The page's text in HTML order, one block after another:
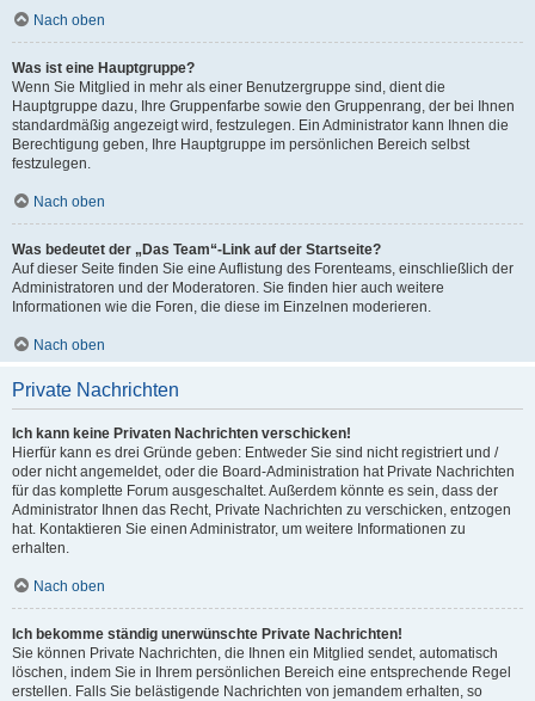
Nach oben
Was ist eine Hauptgruppe?
Wenn Sie Mitglied in mehr als einer Benutzergruppe sind, dient die
Hauptgruppe dazu, Ihre Gruppenfarbe sowie den Gruppenrang, der bei Ihnen
standardmäßig angezeigt wird, festzulegen. Ein Administrator kann Ihnen die
Berechtigung geben, Ihre Hauptgruppe im persönlichen Bereich selbst
festzulegen.
Nach oben
Was bedeutet der „Das Team“-Link auf der Startseite?
Auf dieser Seite finden Sie eine Auflistung des Forenteams, einschließlich der
Administratoren und der Moderatoren. Sie finden hier auch weitere
Informationen wie die Foren, die diese im Einzelnen moderieren.
Nach oben
Private Nachrichten
Ich kann keine Privaten Nachrichten verschicken!
Hierfür kann es drei Gründe geben: Entweder Sie sind nicht registriert und /
oder nicht angemeldet, oder die Board-Administration hat Private Nachrichten
für das komplette Forum ausgeschaltet. Außerdem könnte es sein, dass der
Administrator Ihnen das Recht, Private Nachrichten zu verschicken, entzogen
hat. Kontaktieren Sie einen Administrator, um weitere Informationen zu
erhalten.
Nach oben
Ich bekomme ständig unerwünschte Private Nachrichten!
Sie können Private Nachrichten, die Ihnen ein Mitglied sendet, automatisch
löschen, indem Sie in Ihrem persönlichen Bereich eine entsprechende Regel
erstellen. Falls Sie belästigende Nachrichten von jemandem erhalten, so